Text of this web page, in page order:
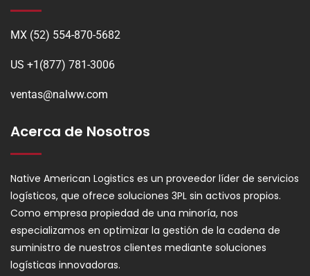
MX (52) 554-870-5682
US +1(877) 781-3006
ventas@nalww.com
Acerca de Nosotros
Native American Logistics es un proveedor líder de servicios
logísticos, que ofrece soluciones 3PL sin activos propios.
Como empresa propiedad de una minoría, nos
especializamos en optimizar la gestión de la cadena de
suministro de nuestros clientes mediante soluciones
logísticas innovadoras.